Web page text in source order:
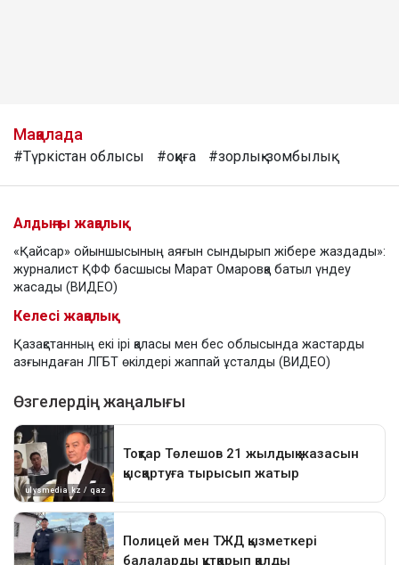
Мақалада
#Түркістан облысы #оқиға #зорлық-зомбылық
Алдыңғы жаңалық
«Қайсар» ойыншысының аяғын сындырып жібере жаздады»:
журналист ҚФФ басшысы Марат Омаровқа батыл үндеу
жасады (ВИДЕО)
Келесі жаңалық
Қазақстанның екі ірі қаласы мен бес облысында жастарды
азғындаған ЛГБТ өкілдері жаппай ұсталды (ВИДЕО)